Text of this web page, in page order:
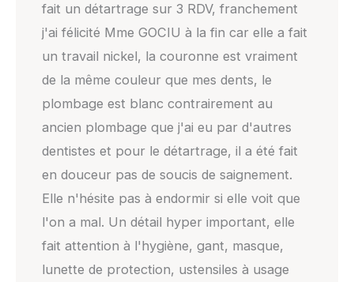
fait un détartrage sur 3 RDV, franchement
j'ai félicité Mme GOCIU à la fin car elle a fait
un travail nickel, la couronne est vraiment
de la même couleur que mes dents, le
plombage est blanc contrairement au
ancien plombage que j'ai eu par d'autres
dentistes et pour le détartrage, il a été fait
en douceur pas de soucis de saignement.
Elle n'hésite pas à endormir si elle voit que
l'on a mal. Un détail hyper important, elle
fait attention à l'hygiène, gant, masque,
lunette de protection, ustensiles à usage